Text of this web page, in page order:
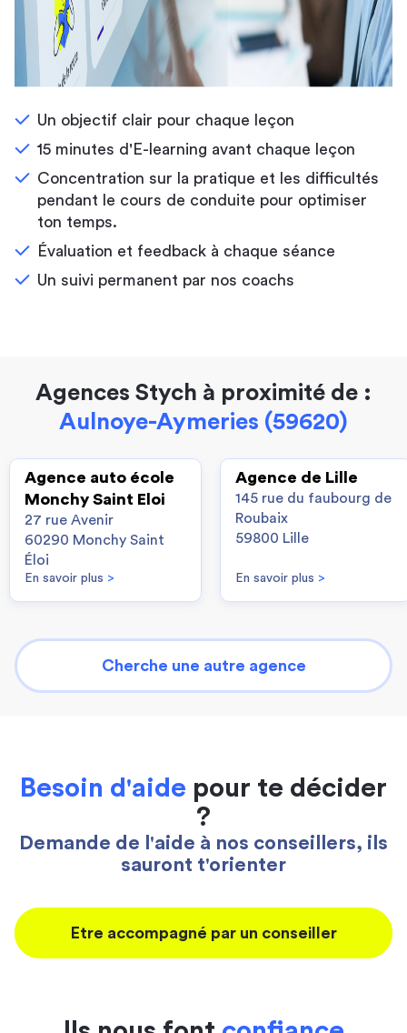
Un objectif clair pour chaque leçon
15 minutes d'E-learning avant chaque leçon
Concentration sur la pratique et les difficultés
pendant le cours de conduite pour optimiser
ton temps.
Évaluation et feedback à chaque séance
Un suivi permanent par nos coachs
Agences Stych à proximité de :
Aulnoye-Aymeries (59620)
Agence auto école
Monchy Saint Eloi
27 rue Avenir
60290 Monchy Saint
Éloi
En savoir plus >
Agence de Lille
145 rue du faubourg de
Roubaix
59800 Lille
En savoir plus >
Cherche une autre agence
Besoin d'aide pour te décider
?
Demande de l'aide à nos conseillers, ils
sauront t'orienter
Etre accompagné par un conseiller